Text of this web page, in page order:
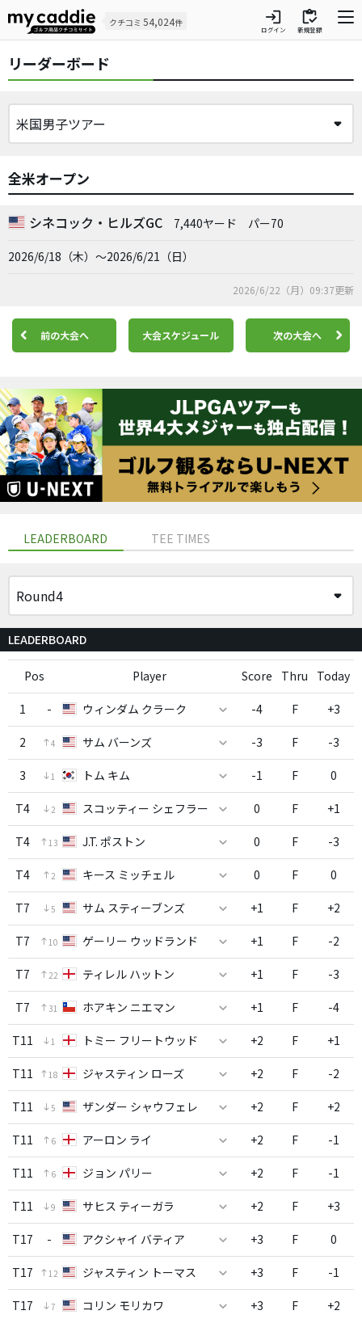
クチコミ 54,024件 login
ログイン
inventory
新規登録
リーダーボード
全米オープン
シネコック・ヒルズGC 7,440ヤード パー70
2026/6/18（木）～2026/6/21（日）
2026/6/22（月）09:37更新
前の大会へ 大会スケジュール 次の大会へ
LEADERBOARD TEE TIMES
LEADERBOARD
Pos Player Score Thru Today
1 - ウィンダム クラーク -4 F +3
2 4 サム バーンズ -3 F -3
3 1 トム キム -1 F 0
T4 2 スコッティー シェフラー 0 F +1
T4 13 J.T. ポストン 0 F -3
T4 2 キース ミッチェル 0 F 0
T7 5 サム スティーブンズ +1 F +2
T7 10 ゲーリー ウッドランド +1 F -2
T7 22 ティレル ハットン +1 F -3
T7 31 ホアキン ニエマン +1 F -4
T11 1 トミー フリートウッド +2 F +1
T11 18 ジャスティン ローズ +2 F -2
T11 5 ザンダー シャウフェレ +2 F +2
T11 6 アーロン ライ +2 F -1
T11 6 ジョン パリー +2 F -1
T11 9 サヒス ティーガラ +2 F +3
T17 - アクシャイ バティア +3 F 0
T17 12 ジャスティン トーマス +3 F -1
T17 7 コリン モリカワ +3 F +2